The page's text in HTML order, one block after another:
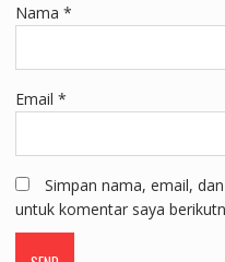
Nama *
Email *
Simpan nama, email,
untuk komentar saya